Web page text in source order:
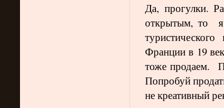
Да, прогулки.
открытым, то я
Франции в 19
тоже продаем.
Попробуй
не креативный